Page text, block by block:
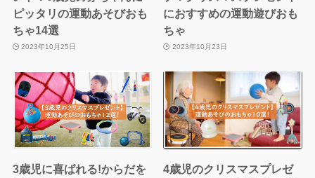
ピッタリの運動あそびおも
ちゃ14選
2023年10月25日
におすすめの運動遊びおも
ちゃ
2023年10月23日
3歳児に喜ばれる!からだを
4歳児のクリスマスプレゼ